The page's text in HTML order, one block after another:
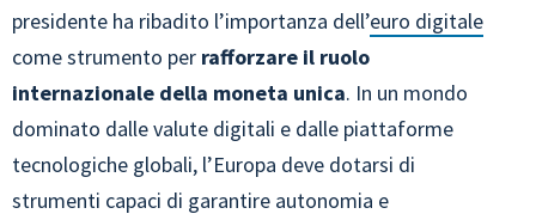
presidente ha ribadito l’importanza dell’euro digitale
come strumento per rafforzare il ruolo
internazionale della moneta unica. In un mondo
dominato dalle valute digitali e dalle piattaforme
tecnologiche globali, l’Europa deve dotarsi di
strumenti capaci di garantire autonomia e